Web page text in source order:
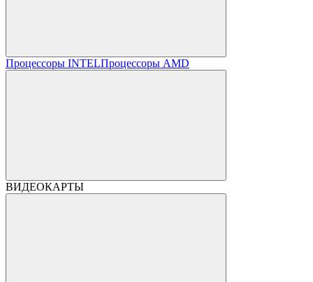
Процессоры INTELПроцессоры AMD
ВИДЕОКАРТЫ